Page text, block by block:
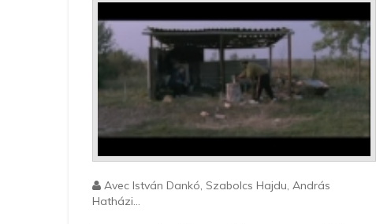
Avec István Dankó, Szabolcs Hajdu, András
Hatházi...